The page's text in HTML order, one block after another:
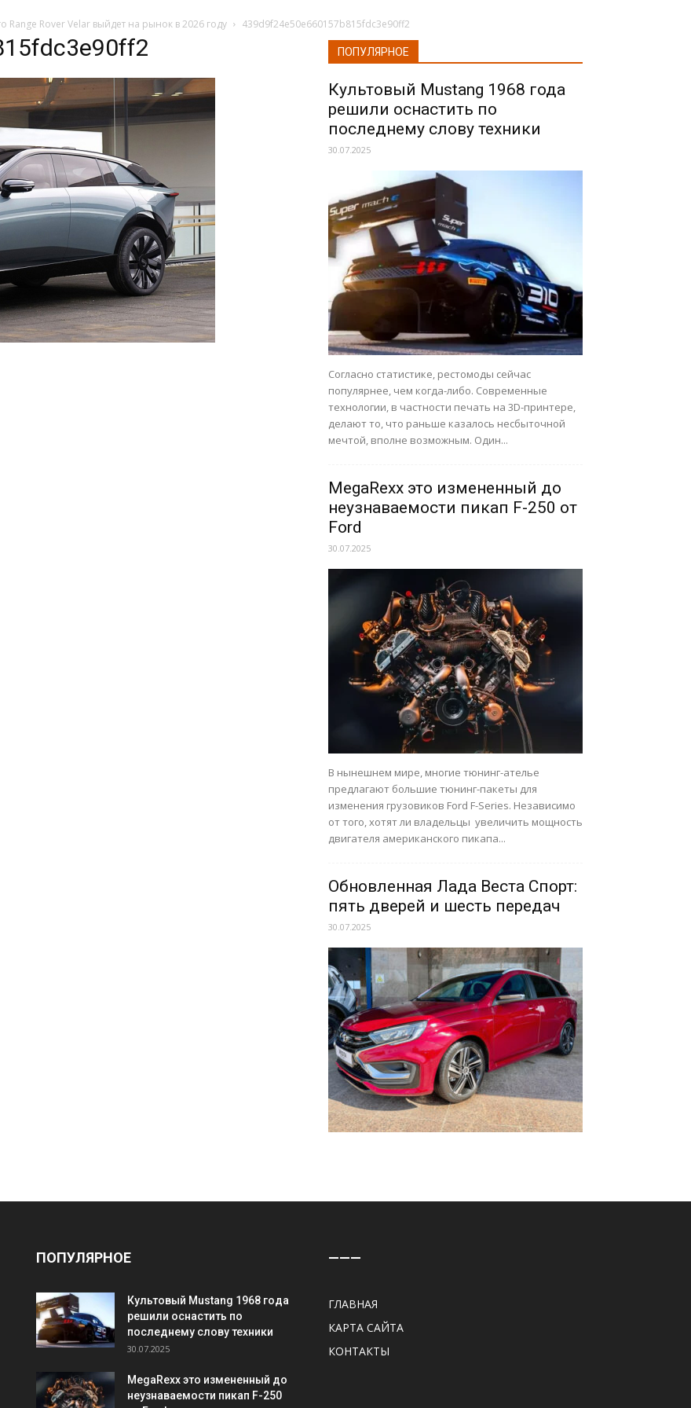
Range Rover Velar выйдет на рынок в 2026 году 439d9f24e50e660157b815fdc3e90ff2
ПОПУЛЯРНОЕ
Культовый Mustang 1968 года
решили оснастить по
последнему слову техники
30.07.2025
Согласно статистике, рестомоды сейчас
популярнее, чем когда-либо. Современные
технологии, в частности печать на 3D-принтере,
делают то, что раньше казалось несбыточной
мечтой, вполне возможным. Один...
MegaRexx это измененный до
неузнаваемости пикап F-250 от
Ford
30.07.2025
В нынешнем мире, многие тюнинг-ателье
предлагают большие тюнинг-пакеты для
изменения грузовиков Ford F-Series. Независимо
от того, хотят ли владельцы увеличить мощность
двигателя американского пикапа...
Обновленная Лада Веста Спорт:
пять дверей и шесть передач
30.07.2025
ПОПУЛЯРНОЕ
Культовый Mustang 1968 года
решили оснастить по
последнему слову техники
30.07.2025
MegaRexx это измененный до
неузнаваемости пикап F-250
———
ГЛАВНАЯ
КАРТА САЙТА
КОНТАКТЫ